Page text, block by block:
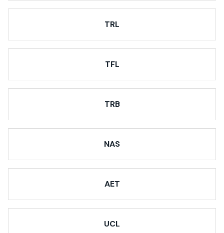
TRL
TFL
TRB
NAS
AET
UCL